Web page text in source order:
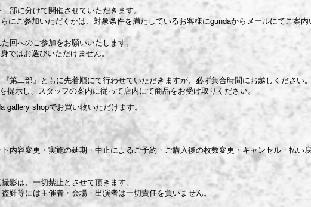
部に分けて開催させていただきます。
にご参加いただくかは、対象条件を満たしているお客様にgundaからメールにてご案内
回へのご参加をお願いいたします。
ではお選びいただけません。
第二部』ともに先着順にて行わせていただきますが、必ず集合時間にお越しください。
提示し、スタッフの案内に従って店内にて商品をお受け取りください。
shopでお買い物いただけます。
内容変更・実施の延期・中止によるご予約・ご購入後の枚数変更・キャンセル・払い
影は、一切禁止とさせて頂きます。
難等には主催者・会場・出演者は一切責任を負いません。